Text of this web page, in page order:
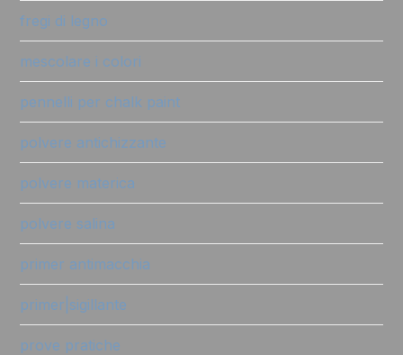
fregi di legno
mescolare i colori
pennelli per chalk paint
polvere antichizzante
polvere materica
polvere salina
primer antimacchia
primer|sigillante
prove pratiche